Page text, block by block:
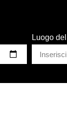
Luogo